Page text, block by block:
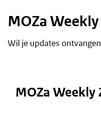
MOZa Weekly
Wil je updates
MOZa Weekly